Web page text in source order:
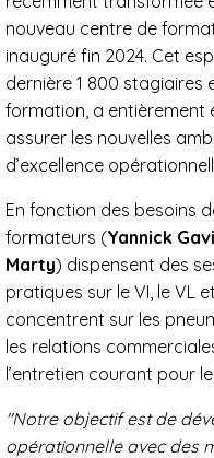
nouveau centre de
inauguré fin 2024. Cet
dernière 1 800 stagiaires
formation, a entièrement
assurer les nouvelles
d’excellence
En fonction des besoins
formateurs (Yannick
Marty) dispensent des
pratiques sur le VI, le VL
concentrent sur les
les relations
l’entretien courant pour le
"Notre objectif est de
opérationnelle avec des